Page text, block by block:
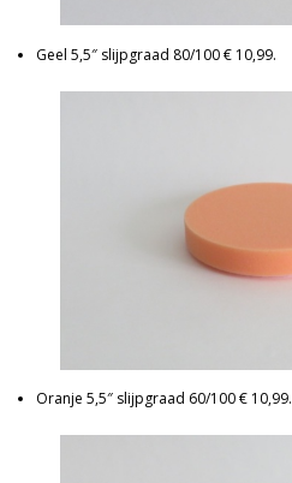
Geel 5,5″ slijpgraad 80/100 € 10,99.
Oranje 5,5″ slijpgraad 60/100 € 10,99.